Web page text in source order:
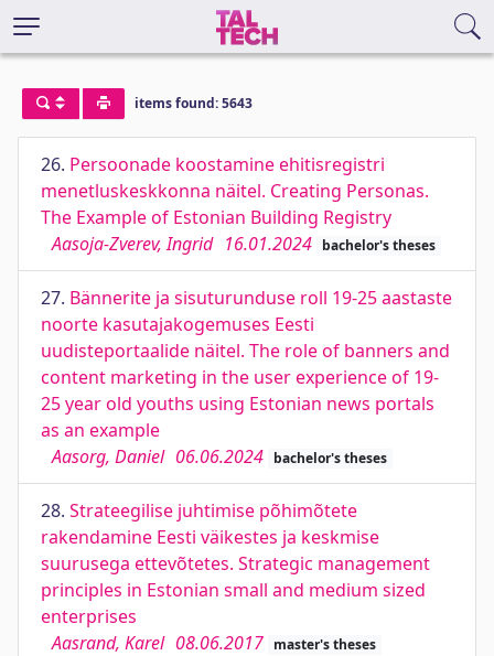
items found: 5643
26. Persoonade koostamine ehitisregistri
menetluskeskkonna näitel. Creating Personas.
The Example of Estonian Building Registry
Aasoja-Zverev, Ingrid 16.01.2024 bachelor's theses
27. Bännerite ja sisuturunduse roll 19-25 aastaste
noorte kasutajakogemuses Eesti
uudisteportaalide näitel. The role of banners and
content marketing in the user experience of 19-
25 year old youths using Estonian news portals
as an example
Aasorg, Daniel 06.06.2024 bachelor's theses
28. Strateegilise juhtimise põhimõtete
rakendamine Eesti väikestes ja keskmise
suurusega ettevõtetes. Strategic management
principles in Estonian small and medium sized
enterprises
Aasrand, Karel 08.06.2017 master's theses